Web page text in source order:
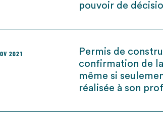
pouvoir de
2021
Permis de
confirmation de
même si
réalisée à son